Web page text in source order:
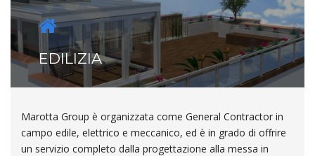
EDILIZIA
Marotta Group è organizzata come General Contractor in
campo edile, elettrico e meccanico, ed è in grado di offrire
un servizio completo dalla progettazione alla messa in